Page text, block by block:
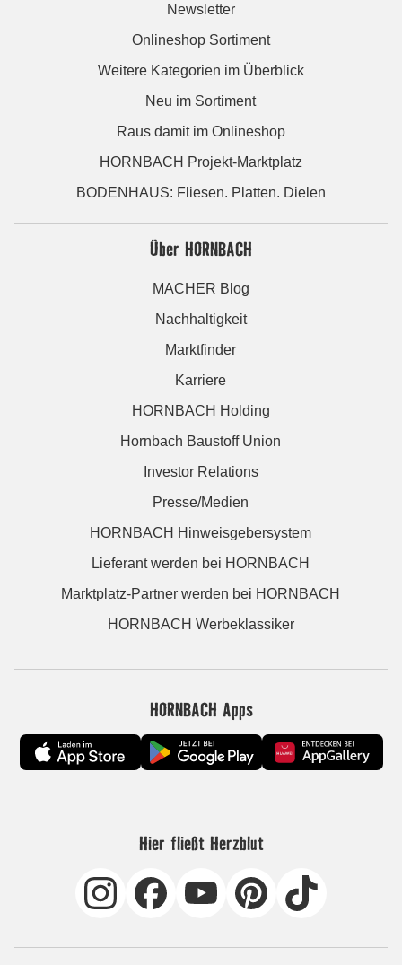
Newsletter
Onlineshop Sortiment
Weitere Kategorien im Überblick
Neu im Sortiment
Raus damit im Onlineshop
HORNBACH Projekt-Marktplatz
BODENHAUS: Fliesen. Platten. Dielen
Über HORNBACH
MACHER Blog
Nachhaltigkeit
Marktfinder
Karriere
HORNBACH Holding
Hornbach Baustoff Union
Investor Relations
Presse/Medien
HORNBACH Hinweisgebersystem
Lieferant werden bei HORNBACH
Marktplatz-Partner werden bei HORNBACH
HORNBACH Werbeklassiker
HORNBACH Apps
Hier fließt Herzblut